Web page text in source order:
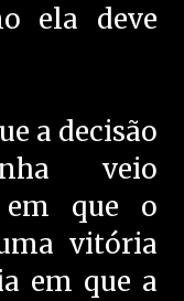
ela deve
a decisão
veio
que o
vitória
em que a